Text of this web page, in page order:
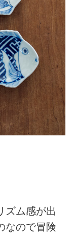
ズム感が出
なので冒険